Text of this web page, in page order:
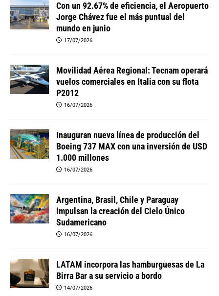
Con un 92.67% de eficiencia, el Aeropuerto
Jorge Chávez fue el más puntual del
mundo en junio
17/07/2026
Movilidad Aérea Regional: Tecnam operará
vuelos comerciales en Italia con su flota
P2012
16/07/2026
Inauguran nueva línea de producción del
Boeing 737 MAX con una inversión de USD
1.000 millones
16/07/2026
Argentina, Brasil, Chile y Paraguay
impulsan la creación del Cielo Único
Sudamericano
16/07/2026
LATAM incorpora las hamburguesas de La
Birra Bar a su servicio a bordo
14/07/2026